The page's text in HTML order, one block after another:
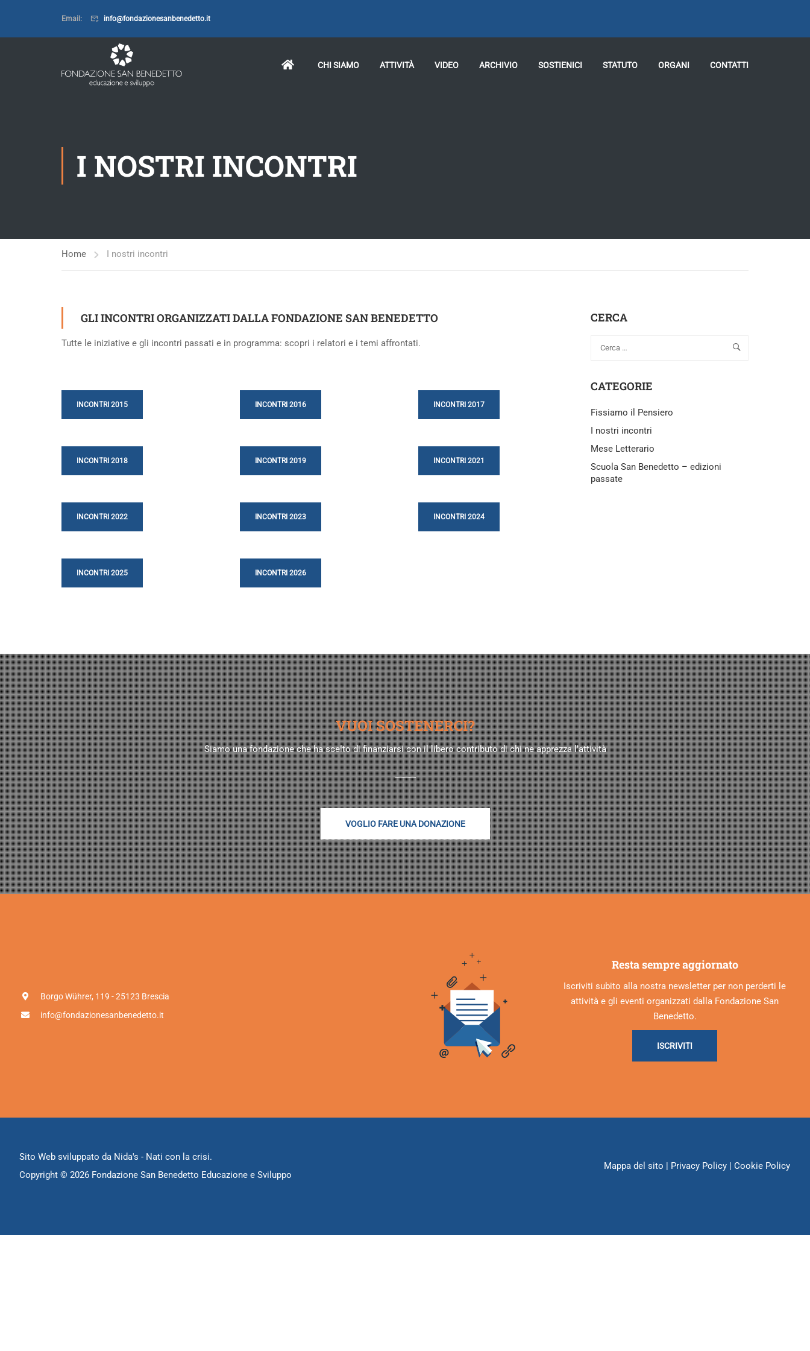
Email: info@fondazionesanbenedetto.it
CHI SIAMO ATTIVITÀ VIDEO ARCHIVIO SOSTIENICI STATUTO ORGANI CONTATTI
I NOSTRI INCONTRI
Home I nostri incontri
GLI INCONTRI ORGANIZZATI DALLA FONDAZIONE SAN BENEDETTO
Tutte le iniziative e gli incontri passati e in programma: scopri i relatori e i temi affrontati.
INCONTRI 2015 INCONTRI 2016 INCONTRI 2017
INCONTRI 2018 INCONTRI 2019 INCONTRI 2021
INCONTRI 2022 INCONTRI 2023 INCONTRI 2024
INCONTRI 2025 INCONTRI 2026
CERCA
CATEGORIE
Fissiamo il Pensiero
I nostri incontri
Mese Letterario
Scuola San Benedetto – edizioni
passate
VUOI SOSTENERCI?
Siamo una fondazione che ha scelto di finanziarsi con il libero contributo di chi ne apprezza l’attività
VOGLIO FARE UNA DONAZIONE
Borgo Wührer, 119 - 25123 Brescia
info@fondazionesanbenedetto.it
Resta sempre aggiornato
Iscriviti subito alla nostra newsletter per non perderti le
attività e gli eventi organizzati dalla Fondazione San
Benedetto.
ISCRIVITI
Sito Web sviluppato da Nida's - Nati con la crisi.
Copyright © 2026 Fondazione San Benedetto Educazione e Sviluppo
Mappa del sito | Privacy Policy | Cookie Policy